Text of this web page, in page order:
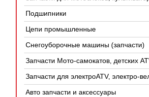
Подшипники
Цепи промышленные
Снегоуборочные машины (запчасти)
Запчасти Мото-самокатов, детских
Запчасти для электроATV, электро-
Авто запчасти и аксессуары